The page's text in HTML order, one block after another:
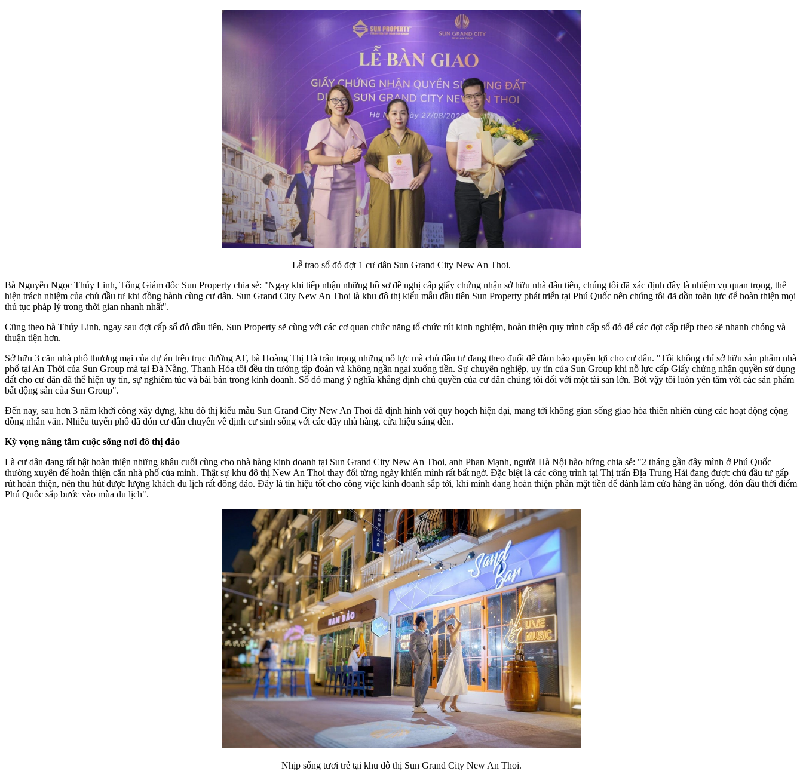
Lễ trao sổ đỏ đợt 1 cư dân Sun Grand City New An Thoi.
Bà Nguyễn Ngọc Thúy Linh, Tổng Giám đốc Sun Property chia sẻ: "Ngay khi tiếp nhận những hồ sơ đề nghị cấp giấy chứng nhận sở hữu nhà đầu tiên, chúng tôi đã xác định đây là nhiệm vụ quan trọng, thể
hiện trách nhiệm của chủ đầu tư khi đồng hành cùng cư dân. Sun Grand City New An Thoi là khu đô thị kiểu mẫu đầu tiên Sun Property phát triển tại Phú Quốc nên chúng tôi đã dồn toàn lực để hoàn thiện mọi
thủ tục pháp lý trong thời gian nhanh nhất".
Cũng theo bà Thúy Linh, ngay sau đợt cấp sổ đỏ đầu tiên, Sun Property sẽ cùng với các cơ quan chức năng tổ chức rút kinh nghiệm, hoàn thiện quy trình cấp sổ đỏ để các đợt cấp tiếp theo sẽ nhanh chóng và
thuận tiện hơn.
Sở hữu 3 căn nhà phố thương mại của dự án trên trục đường AT, bà Hoàng Thị Hà trân trọng những nỗ lực mà chủ đầu tư đang theo đuổi để đảm bảo quyền lợi cho cư dân. "Tôi không chỉ sở hữu sản phẩm nhà
phố tại An Thới của Sun Group mà tại Đà Nẵng, Thanh Hóa tôi đều tin tưởng tập đoàn và không ngần ngại xuống tiền. Sự chuyên nghiệp, uy tín của Sun Group khi nỗ lực cấp Giấy chứng nhận quyền sử dụng
đất cho cư dân đã thể hiện uy tín, sự nghiêm túc và bài bản trong kinh doanh. Sổ đỏ mang ý nghĩa khẳng định chủ quyền của cư dân chúng tôi đối với một tài sản lớn. Bởi vậy tôi luôn yên tâm với các sản phẩm
bất động sản của Sun Group".
Đến nay, sau hơn 3 năm khởi công xây dựng, khu đô thị kiểu mẫu Sun Grand City New An Thoi đã định hình với quy hoạch hiện đại, mang tới không gian sống giao hòa thiên nhiên cùng các hoạt động cộng
đồng nhân văn. Nhiều tuyến phố đã đón cư dân chuyển về định cư sinh sống với các dãy nhà hàng, cửa hiệu sáng đèn.
Kỳ vọng nâng tầm cuộc sống nơi đô thị đảo
Là cư dân đang tất bật hoàn thiện những khâu cuối cùng cho nhà hàng kinh doanh tại Sun Grand City New An Thoi, anh Phan Mạnh, người Hà Nội hào hứng chia sẻ: "2 tháng gần đây mình ở Phú Quốc
thường xuyên để hoàn thiện căn nhà phố của mình. Thật sự khu đô thị New An Thoi thay đổi từng ngày khiến mình rất bất ngờ. Đặc biệt là các công trình tại Thị trấn Địa Trung Hải đang được chủ đầu tư gấp
rút hoàn thiện, nên thu hút được lượng khách du lịch rất đông đảo. Đây là tín hiệu tốt cho công việc kinh doanh sắp tới, khi mình đang hoàn thiện phần mặt tiền để dành làm cửa hàng ăn uống, đón đầu thời điểm
Phú Quốc sắp bước vào mùa du lịch".
Nhịp sống tươi trẻ tại khu đô thị Sun Grand City New An Thoi.